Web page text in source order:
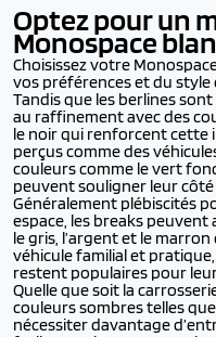
Optez pour un
Monospace
Choisissez votre
vos préférences et du
Tandis que les berlines
au raffinement avec des
le noir qui renforcent cette
perçus comme des
couleurs comme le vert
peuvent souligner leur
Généralement plébiscités
espace, les breaks
le gris, l’argent et le
véhicule familial et
restent populaires pour
Quelle que soit la
couleurs sombres telles
nécessiter davantage